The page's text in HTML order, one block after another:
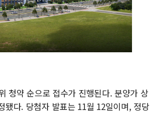
청약 순으로 접수가 진행된다. 분양가 상
다. 당첨자 발표는 11월 12일이며, 정당